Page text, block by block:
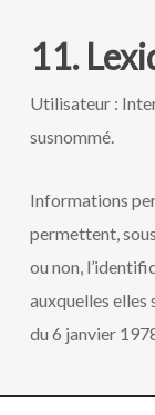
11.
Utilisateur :
susnommé.
Informations
permettent,
ou non,
auxquelles elles
du 6 janvier